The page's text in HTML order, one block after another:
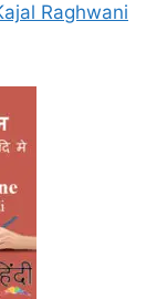
Kajal Raghwani